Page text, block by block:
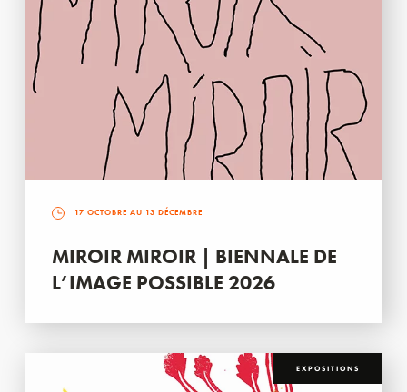
17 OCTOBRE AU 13 DÉCEMBRE
MIROIR MIROIR | BIENNALE DE
L’IMAGE POSSIBLE 2026
EXPOSITIONS